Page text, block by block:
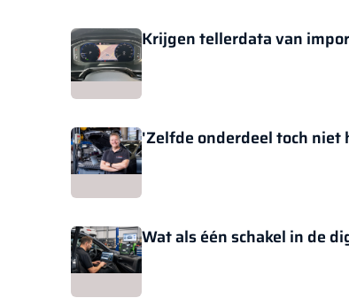
Krijgen tellerdata van
'Zelfde onderdeel toch
Wat als één schakel in de